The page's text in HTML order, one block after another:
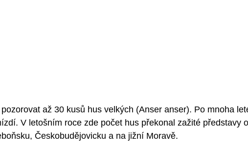
pozorovat až 30 kusů hus velkých (Anser anser). Po mnoha
V letošním roce zde počet hus překonal zažité představy
Českobudějovicku a na jižní Moravě.